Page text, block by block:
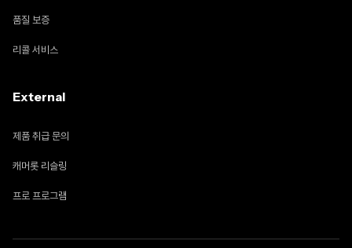
품질 보증
리콜 서비스
External
제품 취급 문의
캐머롯 리슬링
프로 프로그램